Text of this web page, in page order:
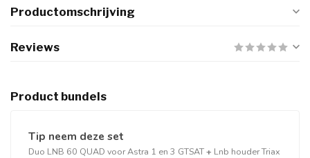
Productomschrijving
Reviews
Product bundels
Tip neem deze set
Duo LNB 60 QUAD voor Astra 1 en 3 GTSAT+ Lnb houder Triax